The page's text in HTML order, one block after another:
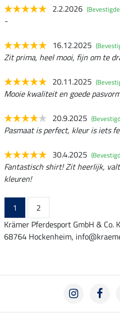
2.2.2026
-
16.12.2025
Zit prima, heel mooi, fijn om te
20.11.2025
Mooie kwaliteit en goede
20.9.2025
Pasmaat is perfect, kleur is iets
30.4.2025
Fantastisch shirt! Zit heerlijk,
kleuren!
1
2
Krämer Pferdesport GmbH & Co.
68764 Hockenheim,